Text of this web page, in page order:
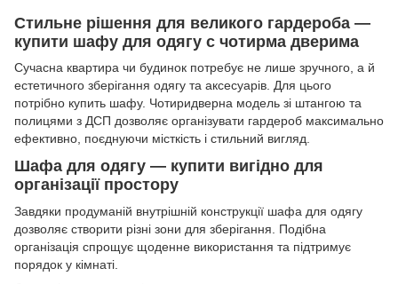
Стильне рішення для великого гардероба —
купити шафу для одягу с чотирма дверима
Сучасна квартира чи будинок потребує не лише зручного, а й
естетичного зберігання одягу та аксесуарів. Для цього
потрібно купить шафу. Чотиридверна модель зі штангою та
полицями з ДСП дозволяє організувати гардероб максимально
ефективно, поєднуючи місткість і стильний вигляд.
Шафа для одягу — купити вигідно для
організації простору
Завдяки продуманій внутрішній конструкції шафа для одягу
дозволяє створити різні зони для зберігання. Подібна
організація спрощує щоденне використання та підтримує
порядок у кімнаті.